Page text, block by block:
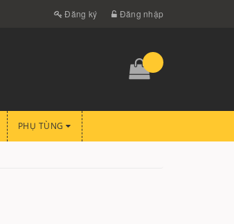
Đăng ký Đăng nhập
PHỤ TÙNG